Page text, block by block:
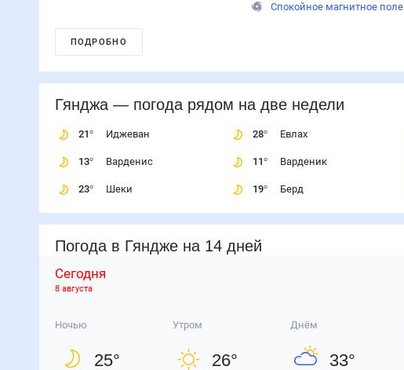
Спокойное магнитное поле
ПОДРОБНО
Гянджа— погода рядомна две недели
21° Иджеван
13° Варденис
23° Шеки
28° Евлах
11° Варденик
19° Берд
Погода в Гянджена 14 дней
Сегодня
8 августа
Ночью
25°
Утром
26°
Днём
33°